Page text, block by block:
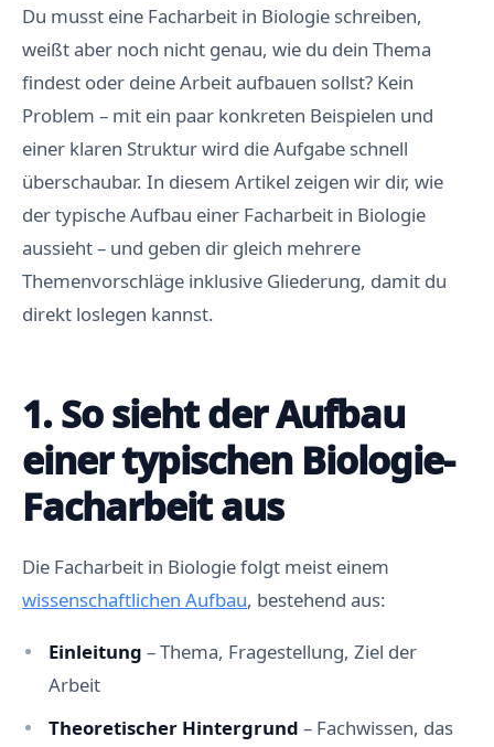
Du musst eine Facharbeit in Biologie schreiben,
weißt aber noch nicht genau, wie du dein Thema
findest oder deine Arbeit aufbauen sollst? Kein
Problem – mit ein paar konkreten Beispielen und
einer klaren Struktur wird die Aufgabe schnell
überschaubar. In diesem Artikel zeigen wir dir, wie
der typische Aufbau einer Facharbeit in Biologie
aussieht – und geben dir gleich mehrere
Themenvorschläge inklusive Gliederung, damit du
direkt loslegen kannst.
1. So sieht der Aufbau
einer typischen Biologie-
Facharbeit aus
Die Facharbeit in Biologie folgt meist einem
wissenschaftlichen Aufbau, bestehend aus:
Einleitung – Thema, Fragestellung, Ziel der
Arbeit
Theoretischer Hintergrund – Fachwissen, das